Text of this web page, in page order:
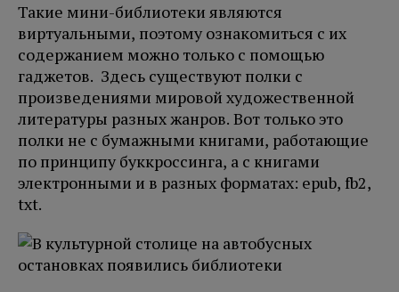
Такие мини-библиотеки являются
виртуальными, поэтому ознакомиться с их
содержанием можно только с помощью
гаджетов. Здесь существуют полки с
произведениями мировой художественной
литературы разных жанров. Вот только это
полки не с бумажными книгами, работающие
по принципу буккроссинга, а с книгами
электронными и в разных форматах: epub, fb2,
txt.